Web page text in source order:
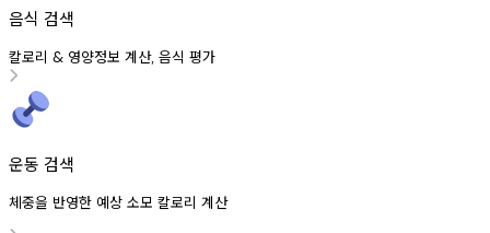
음식 검색
칼로리 & 영양정보 계산, 음식 평가
운동 검색
체중을 반영한 예상 소모 칼로리 계산